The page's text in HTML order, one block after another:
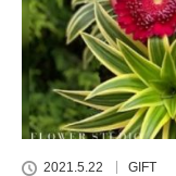
2021.5.22 GIFT